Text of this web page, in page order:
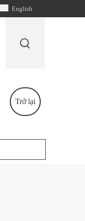
English
Trở lại